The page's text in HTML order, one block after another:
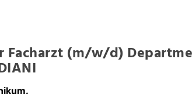
Facharzt (m/w/d)